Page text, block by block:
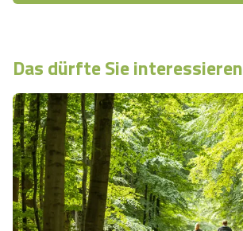
Das dürfte Sie interessieren